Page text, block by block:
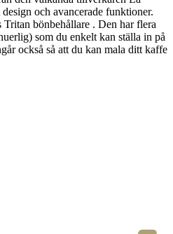
och avancerade funktioner.
bönbehållare . Den har flera
som du enkelt kan ställa in på
också så att du kan mala ditt kaffe